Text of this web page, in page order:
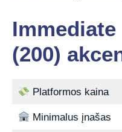
(200)
Platformos kaina
Minimalus įnašas